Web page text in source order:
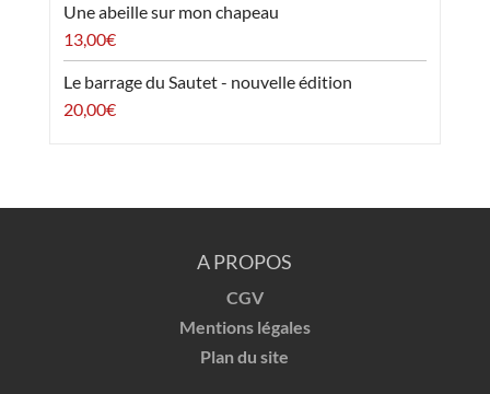
Une abeille sur mon chapeau
13,00€
Le barrage du Sautet - nouvelle édition
20,00€
A PROPOS
CGV
Mentions légales
Plan du site